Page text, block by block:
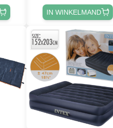
IN WINKELMAND